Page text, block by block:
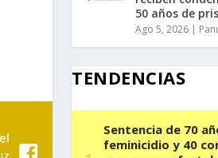
50 años de
Ago 5, 2026 |
TENDENCIAS